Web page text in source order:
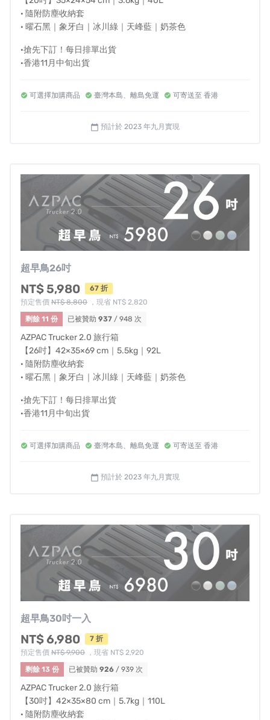
儘管非常熟悉產業海內外的品牌操作方式，AZPAC的設計
和品質，很輕易就能包裝定位成高利潤品牌推出市場，
不把過多費用投在品牌行銷而溢價，因為大家值得用更合
理的價格，就能買到好設計、高品質、完整售後服務的旅
行箱。
AZPAC設計時考慮到每個角度的美觀、箱體線條的結構強
的塑形等等。
· 隨附防塵收納套
· 曜石黑｜象牙白｜冰川綠｜天峰藍｜奶茶色
·搶先下訂！每日排單出貨
·香港11月中旬出貨
可選擇加購商品 臺灣本島、離島免運 可寄送至 香港
calendar_today 預計於 2023 年九月實現
超早鳥26吋
NT$ 5,980
67 折
預定售價 NT$ 8,800 ，現省 NT$ 2,820
剩餘 11 份
已被贊助 937 / 948 次
AZPAC Trucker 2.0 旅行箱
【26吋】42×35×69 cm｜5.5kg｜92L
· 隨附防塵收納套
· 曜石黑｜象牙白｜冰川綠｜天峰藍｜奶茶色
·搶先下訂！每日排單出貨
·香港11月中旬出貨
可選擇加購商品 臺灣本島、離島免運 可寄送至 香港
calendar_today 預計於 2023 年九月實現
超早鳥30吋一入
NT$ 6,980
7 折
預定售價 NT$ 9,900 ，現省 NT$ 2,920
剩餘 13 份
已被贊助 926 / 939 次
AZPAC Trucker 2.0 旅行箱
【30吋】42×35×80 cm｜5.7kg｜110L
· 隨附防塵收納套